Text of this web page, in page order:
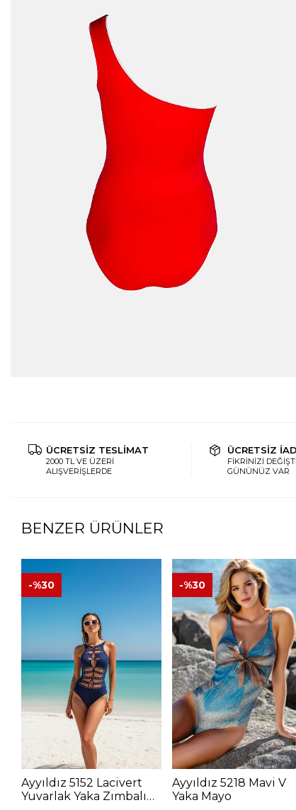
ÜCRETSİZ TESLİMAT
2000 TL VE ÜZERİ
ALIŞVERİŞLERDE
ÜCRETSİZ
FİKRİNİZİ
GÜNÜNÜZ VAR
BENZER ÜRÜNLER
-%30
Ayyıldız 5152 Lacivert
Yuvarlak Yaka Zımbalı
-%30
Ayyıldız 5218 Mavi V
Yaka Mayo